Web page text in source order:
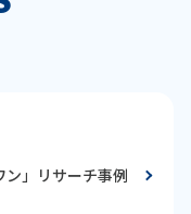
ン」リサーチ事例